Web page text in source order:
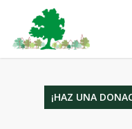
main
content
¡HAZ UNA